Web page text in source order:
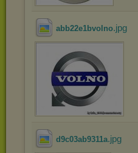
abb22e1bvolno.jpg
d9c03ab9311a.jpg